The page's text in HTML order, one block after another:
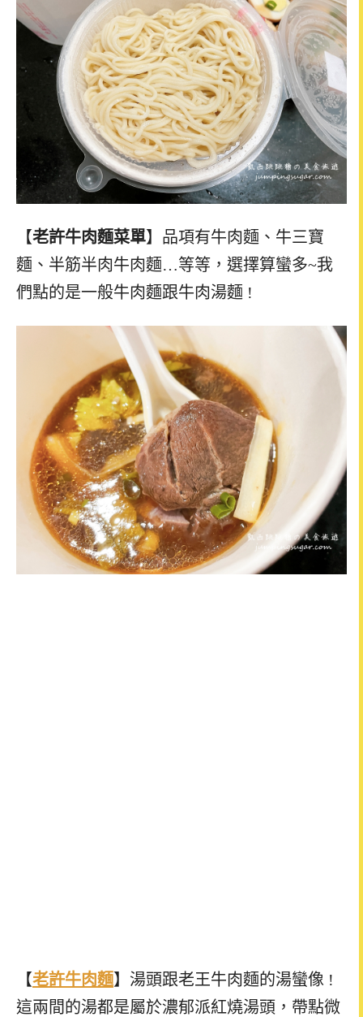
【老許牛肉麵菜單】品項有牛肉麵、牛三寶
麵、半筋半肉牛肉麵…等等，選擇算蠻多~我
們點的是一般牛肉麵跟牛肉湯麵 !
【老許牛肉麵】湯頭跟老王牛肉麵的湯蠻像 !
這兩間的湯都是屬於濃郁派紅燒湯頭，帶點微